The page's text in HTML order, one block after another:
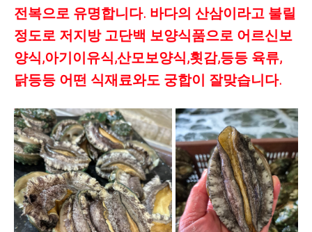
전복으로 유명합니다. 바다의 산삼이라고 불릴
정도로 저지방 고단백 보양식품으로 어르신보
양식,아기이유식,산모보양식,횟감,등등 육류,
닭등등 어떤 식재료와도 궁합이 잘맞습니다.